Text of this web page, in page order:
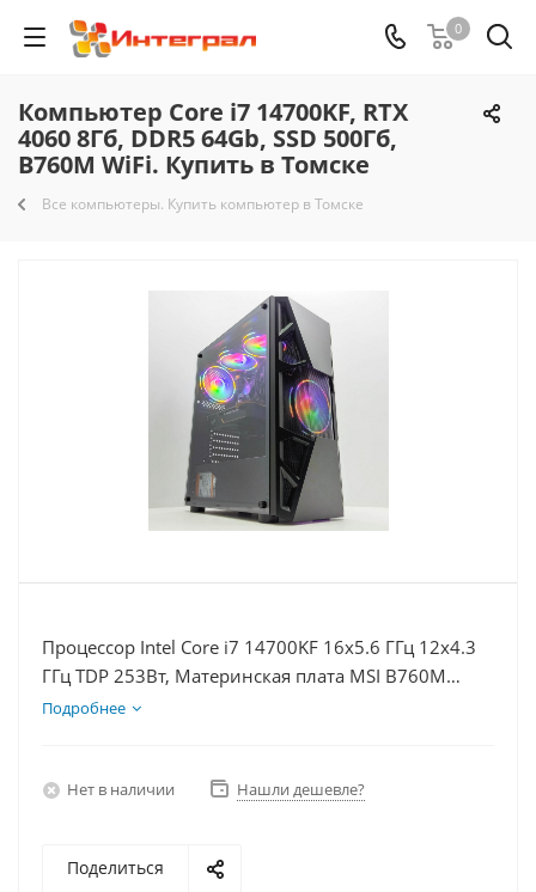
0
Компьютер Core i7 14700KF, RTX
4060 8Гб, DDR5 64Gb, SSD 500Гб,
B760M WiFi. Купить в Томске
Все компьютеры. Купить компьютер в Томске
Процессор Intel Core i7 14700KF 16x5.6 ГГц 12x4.3
ГГц TDP 253Вт, Материнская плата MSI B760M
BOMBER WIFI D5, Видеокарта RTX 4060 8Гб, Память
Подробнее
Нет в наличии Нашли дешевле?
Поделиться